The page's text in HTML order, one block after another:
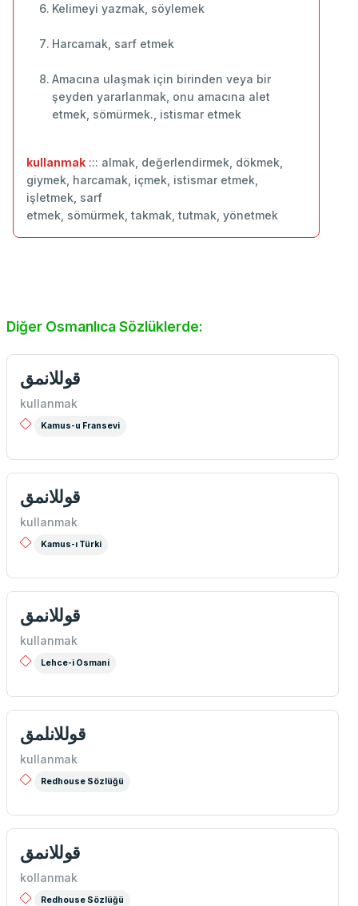
Kelimeyi yazmak, söylemek
Harcamak, sarf etmek
Amacına ulaşmak için birinden veya bir
şeyden yararlanmak, onu amacına alet
etmek, sömürmek., istismar etmek
kullanmak ::: almak, değerlendirmek, dökmek,
giymek, harcamak, içmek, istismar etmek,
işletmek, sarf
etmek, sömürmek, takmak, tutmak, yönetmek
Diğer Osmanlıca Sözlüklerde:
قوللانمق
kullanmak
Kamus-u Fransevi
قوللانمق
kullanmak
Kamus-ı Türki
قوللانمق
kullanmak
Lehce-i Osmani
قوللانلمق
kullanmak
Redhouse Sözlüğü
قوللانمق
kollanmak
Redhouse Sözlüğü